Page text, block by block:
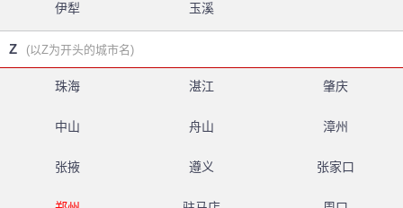
伊犁 玉溪
Z (以Z为开头的城市名)
珠海 湛江 肇庆
中山 舟山 漳州
张掖 遵义 张家口